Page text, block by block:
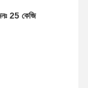
25 কেজি